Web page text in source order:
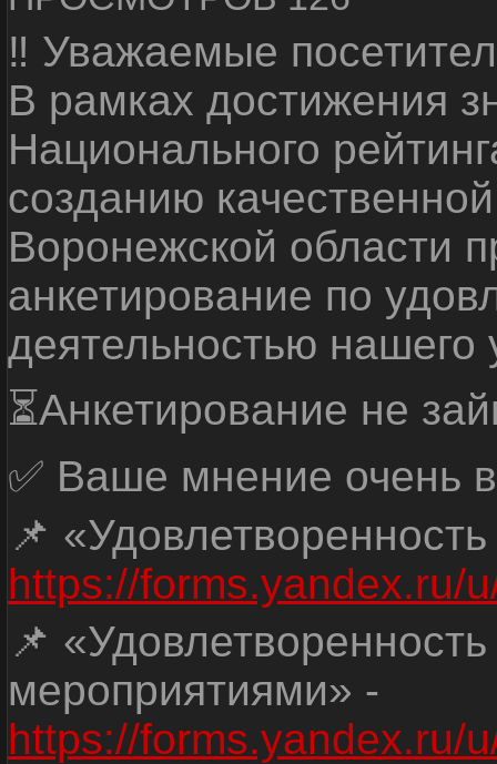
‼ Уважаемые
В рамках достижения
Национального
созданию
Воронежской области
анкетирование по
деятельностью нашего
⏳Анкетирование не
✅ Ваше мнение очень
📌
https://forms.yandex.ru/
📌
мероприятиями» -
https://forms.yandex.ru/